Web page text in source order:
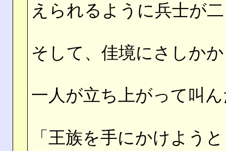
えられるように兵士が
そして、佳境にさしか
一人が立ち上がって叫
「王族を手にかけよう